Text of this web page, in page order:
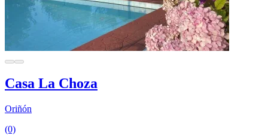
Casa La Choza
Oriñón
(0)